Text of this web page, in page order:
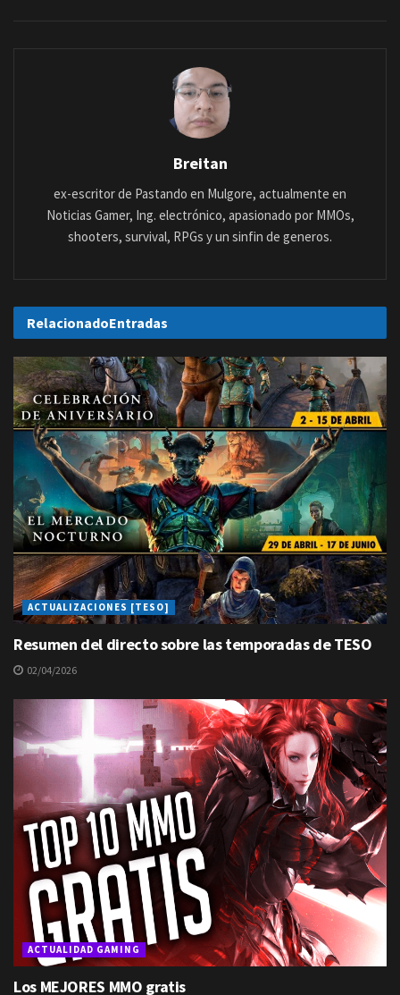
Breitan
ex-escritor de Pastando en Mulgore, actualmente en
Noticias Gamer, Ing. electrónico, apasionado por MMOs,
shooters, survival, RPGs y un sinfin de generos.
RelacionadoEntradas
ACTUALIZACIONES [TESO]
Resumen del directo sobre las temporadas de TESO
02/04/2026
ACTUALIDAD GAMING
Los MEJORES MMO gratis